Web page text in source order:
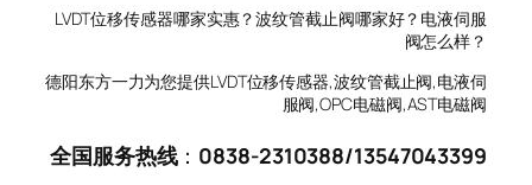
LVDT位移传感器哪家实惠？波纹管截止阀哪家好？电液伺服
阀怎么样？
德阳东方一力为您提供LVDT位移传感器,波纹管截止阀,电液伺
服阀,OPC电磁阀,AST电磁阀
全国服务热线： 0838-2310388/13547043399